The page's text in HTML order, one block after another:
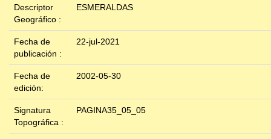
Descriptor
Geográfico :
ESMERALDAS
Fecha de
publicación :
22-jul-2021
Fecha de
edición:
2002-05-30
Signatura
Topográfica :
PAGINA35_05_05